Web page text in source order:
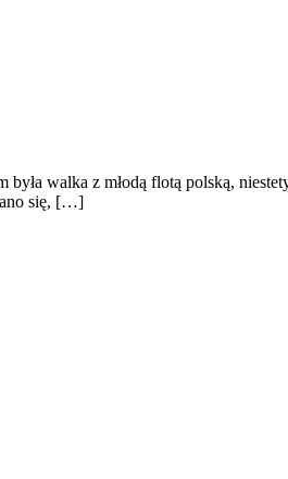
walka z młodą flotą polską,
się, […]